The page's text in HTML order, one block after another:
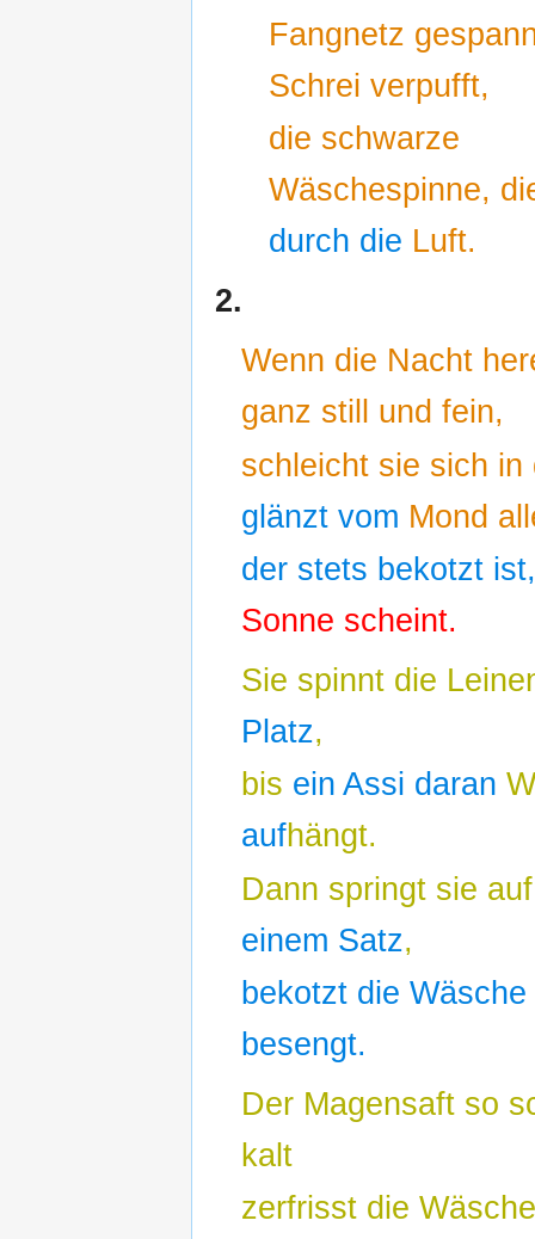
Fangnetz
Schrei verpufft,
die schwarze
Wäschespinne,
durch die Luft.
2.
Wenn die Nacht
ganz still und fein,
schleicht sie sich in
glänzt vom Mond
der stets bekotzt
Sonne scheint.
Sie spinnt die
Platz,
bis ein Assi daran
aufhängt.
Dann springt sie
einem Satz,
bekotzt die
besengt.
Der Magensaft so
kalt
zerfrisst die